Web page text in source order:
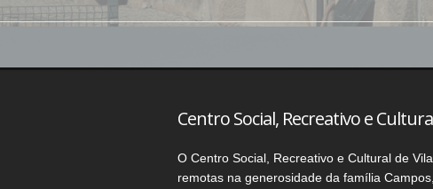
Centro Social, Recreativo e
O Centro Social, Recreativo e Cultural de
remotas na generosidade da família